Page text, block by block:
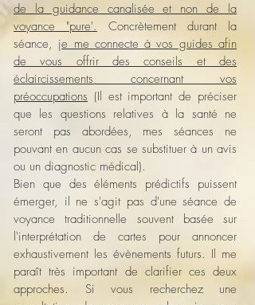
de la guidance canalisée et non de la
voyance "pure'. Concrètement durant la
séance, je me connecte à vos guides afin
de vous offrir des conseils et des
éclaircissements concernant vos
préoccupations (Il est important de préciser
que les questions relatives à la santé ne
seront pas abordées, mes séances ne
pouvant en aucun cas se substituer à un avis
ou un diagnostic médical).
Bien que des éléments prédictifs puissent
émerger, il ne s'agit pas d'une séance de
voyance traditionnelle souvent basée sur
l'interprétation de cartes pour annoncer
exhaustivement les évènements futurs. Il me
paraît très important de clarifier ces deux
approches. Si vous recherchez une